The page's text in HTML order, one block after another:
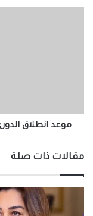
موعد انطلاق
مقالات ذات صلة